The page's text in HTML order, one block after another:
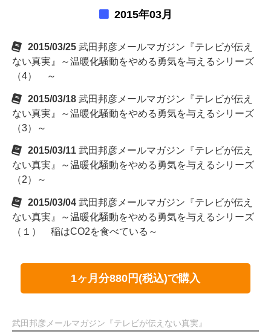
2015年03月
2015/03/25 武田邦彦メールマガジン『テレビが伝え
ない真実』～温暖化騒動をやめる勇気を与えるシリーズ
（4） ～
2015/03/18 武田邦彦メールマガジン『テレビが伝え
ない真実』～温暖化騒動をやめる勇気を与えるシリーズ
（3）～
2015/03/11 武田邦彦メールマガジン『テレビが伝え
ない真実』～温暖化騒動をやめる勇気を与えるシリーズ
（2）～
2015/03/04 武田邦彦メールマガジン『テレビが伝え
ない真実』～温暖化騒動をやめる勇気を与えるシリーズ
（１） 稲はCO2を食べている～
1ヶ月分880円(税込)で購入
武田邦彦メールマガジン『テレビが伝えない真実』